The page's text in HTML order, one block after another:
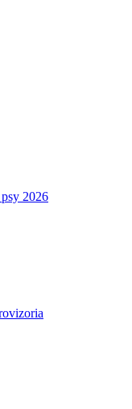
2026